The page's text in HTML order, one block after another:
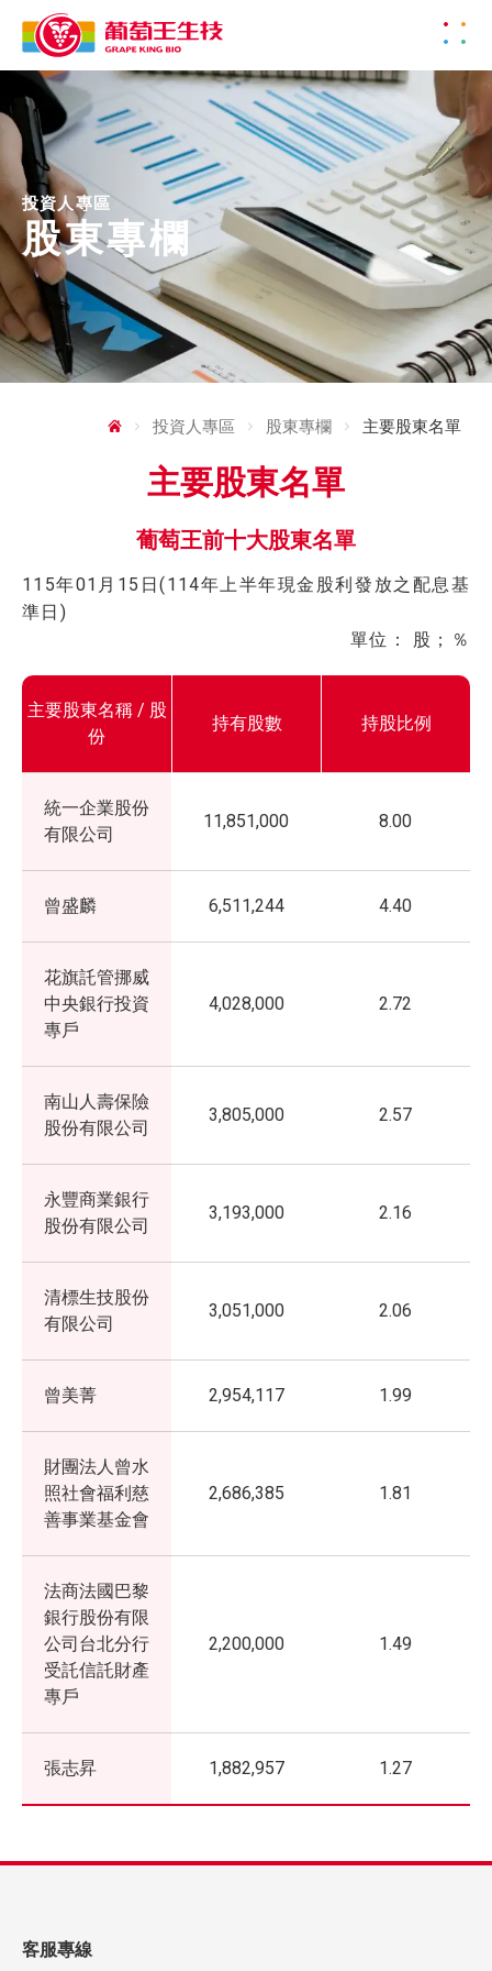
投資人專區
股東專欄
投資人專區 股東專欄 主要股東名單
主要股東名單
葡萄王前十大股東名單
115年01月15日(114年上半年現金股利發放之配息基
準日)
單位： 股；％
主要股東名稱 / 股
份
持有股數 持股比例
統一企業股份
有限公司
11,851,000 8.00
曾盛麟 6,511,244 4.40
花旗託管挪威
中央銀行投資
專戶
4,028,000 2.72
南山人壽保險
股份有限公司
3,805,000 2.57
永豐商業銀行
股份有限公司
3,193,000 2.16
清標生技股份
有限公司
3,051,000 2.06
曾美菁 2,954,117 1.99
財團法人曾水
照社會福利慈
善事業基金會
2,686,385 1.81
法商法國巴黎
銀行股份有限
公司台北分行
受託信託財產
專戶
2,200,000 1.49
張志昇 1,882,957 1.27
客服專線